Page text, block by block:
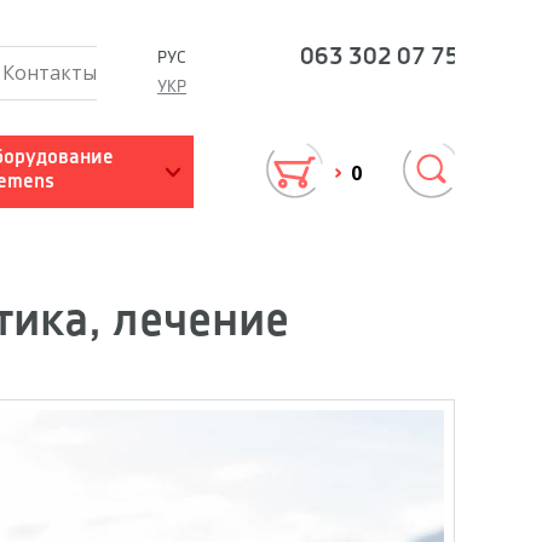
Работа с сурдопедагогом
Рекомендации родителям
Контакты
РУС
УКР
063 302 07 75
0
лечение